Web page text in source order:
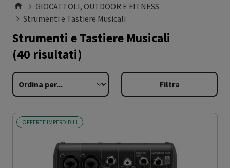
GIOCATTOLI, OUTDOOR E FITNESS
Strumenti e Tastiere Musicali
Strumenti e Tastiere Musicali
(40 risultati)
Filtra
OFFERTE IMPERDIBILI